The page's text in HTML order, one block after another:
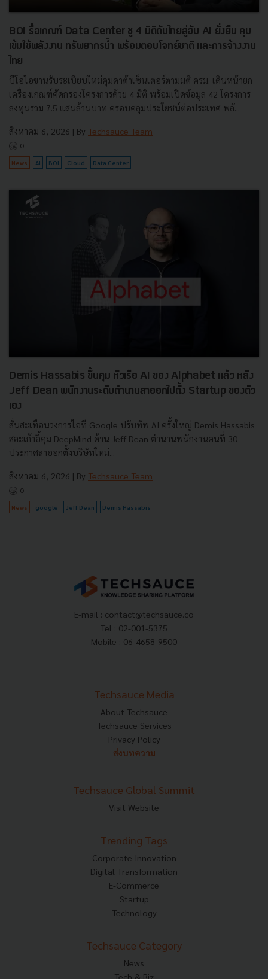
BOI รื้อเกณฑ์ Data Center ชู 4 มิติดันไทยสู่ฮับ AI ยั่งยืน คุม
เข้มใช้พลังงาน ทรัพยากรน้ำ พร้อมตอบโจทย์ชาติ และการจ้างงาน
ไทย
บีโอไอขานรับระเบียบใหม่คุมดาต้าเซ็นเตอร์ตามมติ ครม. เดินหน้ายก
เครื่องเกณฑ์คัดกรองโครงการด้วย 4 มิติ พร้อมเปิดข้อมูล 42 โครงการ
ลงทุนรวม 7.5 แสนล้านบาท ครอบคลุมประโยชน์ต่อประเทศ พลั...
สิงหาคม 6, 2026 | By Techsauce Team
0
News AI BOI Cloud Data Center
Demis Hassabis ขึ้นคุม หัวเรือ AI ของ Alphabet แล้ว หลัง
Jeff Dean พนักงานระดับตำนานลาออกไปตั้ง Startup ของตัว
เอง
สั่นสะเทือนวงการไอที Google ปรับทัพ AI ครั้งใหญ่ Demis Hassabis
สละเก้าอี้คุม DeepMind ด้าน Jeff Dean ตำนานพนักงานคนที่ 30
ประกาศลาออกตั้งบริษัทใหม่...
สิงหาคม 6, 2026 | By Techsauce Team
0
News google Jeff Dean Demis Hassabis
E-mail : contact@techsauce.co
Tel : 02-001-5375
Mobile : 06-4658-9500
Techsauce Media
About Techsauce
Techsauce Services
Privacy Policy
ส่งบทความ
Techsauce Global Summit
Visit Website
Trending Tags
Corporate Innovation
Digital Transformation
E-Commerce
Startup
Technology
Techsauce Category
News
Tech & Biz